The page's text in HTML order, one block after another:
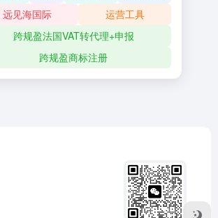
远见海国际
运营工具
跨规盈法国VAT转代理+申报
跨规盈商标注册